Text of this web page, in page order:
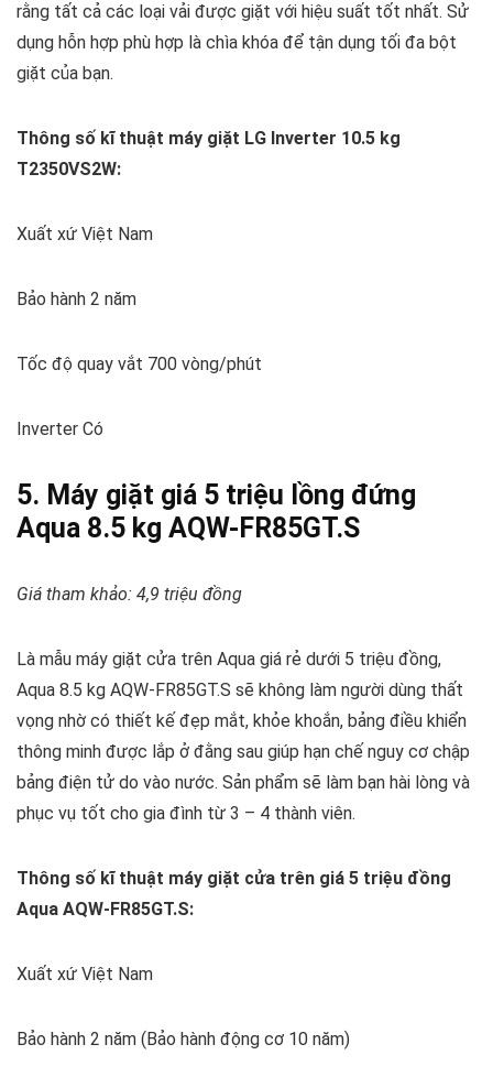
rằng tất cả các loại vải được giặt với hiệu suất tốt nhất. Sử
dụng hỗn hợp phù hợp là chìa khóa để tận dụng tối đa bột
giặt của bạn.
Thông số kĩ thuật máy giặt LG Inverter 10.5 kg
T2350VS2W:
Xuất xứ Việt Nam
Bảo hành 2 năm
Tốc độ quay vắt 700 vòng/phút
Inverter Có
5. Máy giặt giá 5 triệu lồng đứng
Aqua 8.5 kg AQW-FR85GT.S
Giá tham khảo: 4,9 triệu đồng
Là mẫu máy giặt cửa trên Aqua giá rẻ dưới 5 triệu đồng,
Aqua 8.5 kg AQW-FR85GT.S sẽ không làm người dùng thất
vọng nhờ có thiết kế đẹp mắt, khỏe khoắn, bảng điều khiển
thông minh được lắp ở đằng sau giúp hạn chế nguy cơ chập
bảng điện tử do vào nước. Sản phẩm sẽ làm bạn hài lòng và
phục vụ tốt cho gia đình từ 3 – 4 thành viên.
Thông số kĩ thuật máy giặt cửa trên giá 5 triệu đồng
Aqua AQW-FR85GT.S:
Xuất xứ Việt Nam
Bảo hành 2 năm (Bảo hành động cơ 10 năm)